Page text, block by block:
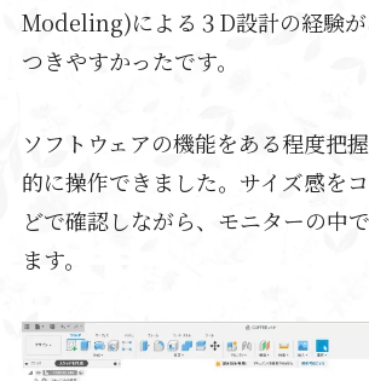
Modeling)による３D設計の経験が
つきやすかったです。
ソフトウェアの機能をある程度把
的に操作できました。サイズ感を
どで確認しながら、モニターの中
ます。